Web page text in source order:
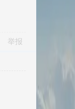
举报